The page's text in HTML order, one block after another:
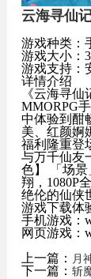
云海寻仙
游戏种类：
游戏大小：
游戏支持：
详情介绍
《云海寻
MMORPG
中体验到酣
美、红颜婀
福利隆重登
与万千仙友
色】 「场
翔，1080P
绝伦的仙侠
游戏下载体
手机游戏：
网页游戏：
上一篇： 月
下一篇： 斩